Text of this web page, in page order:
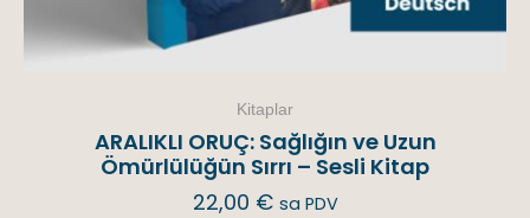
Kitaplar
ARALIKLI ORUÇ: Sağlığın ve Uzun
Ömürlülüğün Sırrı – Sesli Kitap
22,00 € sa PDV